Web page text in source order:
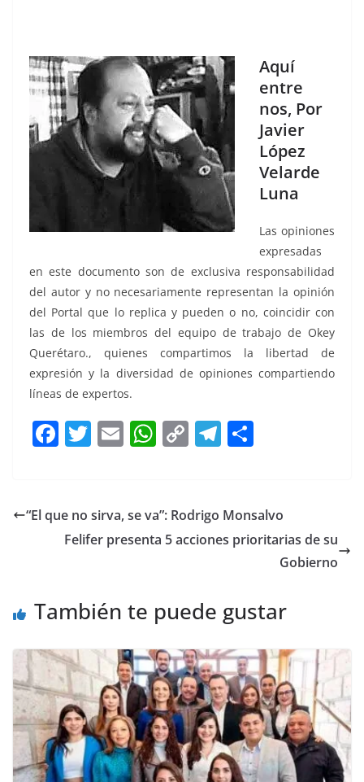
Aquí
entre
nos, Por
Javier
López
Velarde
Luna
Las opiniones
expresadas
en este documento son de exclusiva responsabilidad
del autor y no necesariamente representan la opinión
del Portal que lo replica y pueden o no, coincidir con
las de los miembros del equipo de trabajo de Okey
Querétaro., quienes compartimos la libertad de
expresión y la diversidad de opiniones compartiendo
líneas de expertos.
F
e
b
k
T
er
E
l
W
s
A
C
y
Li
T
gr
a
e
“El que no sirva, se va”: Rodrigo Monsalvo
Felifer presenta 5 acciones prioritarias de su
Gobierno
También te puede gustar